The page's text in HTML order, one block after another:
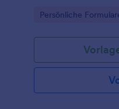
Formular von Jotform.
Go to Category:
Persönliche